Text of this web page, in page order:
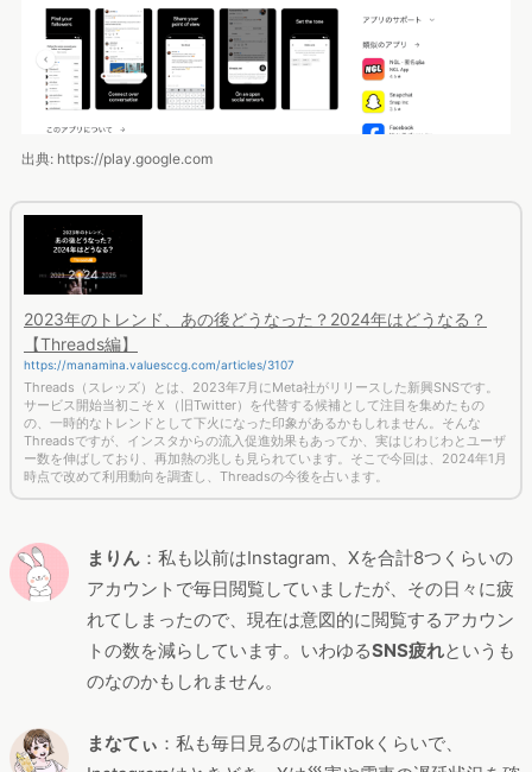
出典: https://play.google.com
2023年のトレンド、あの後どうなった？2024年はどうなる？
【Threads編】
https://manamina.valuesccg.com/articles/3107
Threads（スレッズ）とは、2023年7月にMeta社がリリースした新興SNSです。
サービス開始当初こそＸ（旧Twitter）を代替する候補として注目を集めたもの
の、一時的なトレンドとして下火になった印象があるかもしれません。そんな
Threadsですが、インスタからの流入促進効果もあってか、実はじわじわとユーザ
ー数を伸ばしており、再加熱の兆しも見られています。そこで今回は、2024年1月
時点で改めて利用動向を調査し、Threadsの今後を占います。
まりん ：私も以前はInstagram、Xを合計8つくらいの
アカウントで毎日閲覧していましたが、その日々に疲
れてしまったので、現在は意図的に閲覧するアカウン
トの数を減らしています。いわゆるSNS疲れというも
のなのかもしれません。
まなてぃ ：私も毎日見るのはTikTokくらいで、